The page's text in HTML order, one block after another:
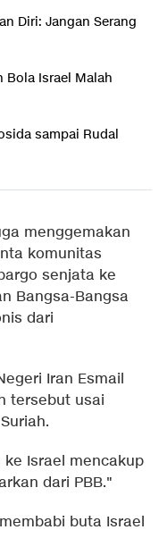
Diri: Jangan Serang
Bola Israel Malah
sampai Rudal
menggemakan
komunitas
senjata ke
Bangsa-Bangsa
dari
Iran Esmail
tersebut usai
Israel mencakup
dari PBB."
buta Israel